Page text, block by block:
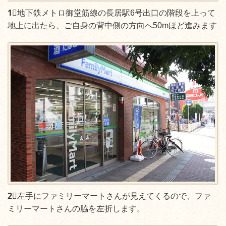
1⃣地下鉄メトロ御堂筋線の長居駅6号出口の階段を上って
地上に出たら、ご自身の背中側の方向へ50mほど進みます
2⃣左手にファミリーマートさんが見えてくるので、ファ
ミリーマートさんの脇を左折します。